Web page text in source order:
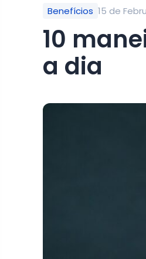
Benefícios 15 de
10
a dia